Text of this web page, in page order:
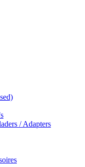
/ Adapters